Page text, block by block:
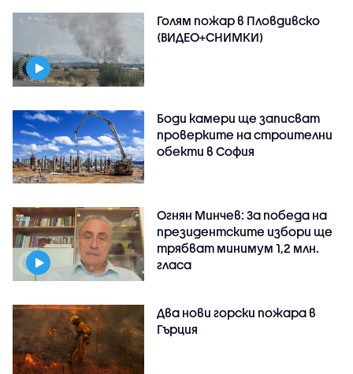
Голям пожар в Пловдивско
(ВИДЕО+СНИМКИ)
Боди камери ще записват
проверките на строителни
обекти в София
Огнян Минчев: За победа на
президентските избори ще
трябват минимум 1,2 млн.
гласа
Два нови горски пожара в
Гърция